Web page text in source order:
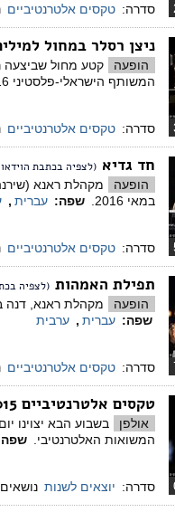
סדרה: טקסים אלטרנטיביים
ניצן רסלר במחול
הופעה
קטע מחול שביצעה
המשותף הישראלי-פלסטיני 2016.
סדרה: טקסים אלטרנטיביים
חד גדיא (לצפיה בכתבת
הופעה
במאי 2016. ​
שפה: עברית ,
סדרה: טקסים אלטרנטיביים
תפילת האמהות (לצפיה
הופעה
מקהלת ראנא, דנה
שפה: עברית , ערבית
סדרה: טקסים אלטרנטיביים
טקסים אלטרנטיביים 2015
אולפן
בשבוע הבא יצוינו
המשואות האלטרנטיבי.
סדרה: יוצאים לשנות